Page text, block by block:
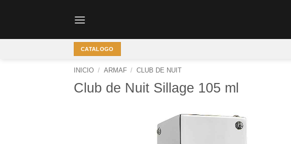
CATALOGO
INICIO / ARMAF / CLUB DE NUIT
Club de Nuit Sillage 105 ml